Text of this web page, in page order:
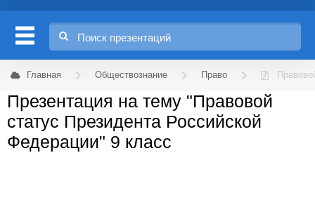
Главная Обществознание Право
Презентация на тему "Правовой
статус Президента Российской
Федерации" 9 класс